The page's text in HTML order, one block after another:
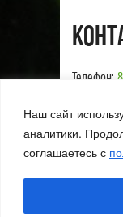
Наш сайт
аналитики.
соглашаетесь с
Телефон:
Схема
Мы в